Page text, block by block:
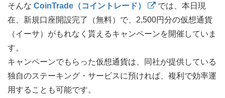
そんな CoinTrade（コイントレード）
では、本日現
在、新規口座開設完了（無料）で、2,500円分の仮想通貨
（イーサ）がもれなく貰えるキャンペーンを開催していま
す。
キャンペーンでもらった仮想通貨は、同社が提供している
独自のステーキング・サービスに預ければ、複利で効率運
用することも可能です。